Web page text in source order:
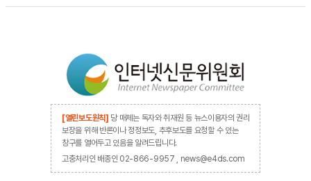
[열린보도원칙] 당 매체는 독자와 취재원 등 뉴스이용자의 권리
보장을 위해 반론이나 정정보도, 추후보도를 요청할 수 있는
창구를 열어두고 있음을 알려드립니다.
고충처리인 배종인 02-866-9957 , news@e4ds.com